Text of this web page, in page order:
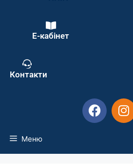
Е-кабінет
Контакти
Меню